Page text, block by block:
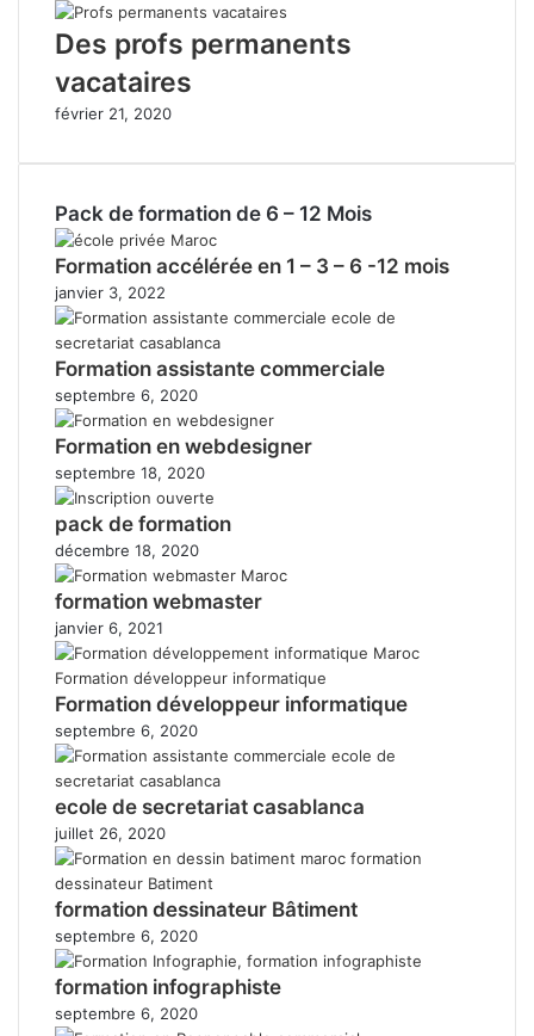
Des profs permanents
vacataires
février 21, 2020
Pack de formation de 6 – 12 Mois
Formation accélérée en 1 – 3 – 6 -12 mois
janvier 3, 2022
Formation assistante commerciale
septembre 6, 2020
Formation en webdesigner
septembre 18, 2020
pack de formation
décembre 18, 2020
formation webmaster
janvier 6, 2021
Formation développeur informatique
septembre 6, 2020
ecole de secretariat casablanca
juillet 26, 2020
formation dessinateur Bâtiment
septembre 6, 2020
formation infographiste
septembre 6, 2020